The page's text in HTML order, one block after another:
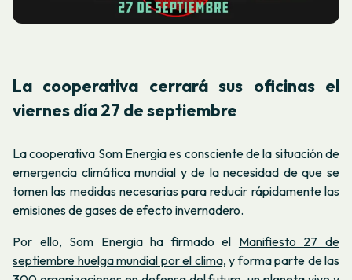
La cooperativa cerrará sus oficinas el
viernes día 27 de septiembre
La cooperativa Som Energia es consciente de la situación de
emergencia climática mundial y de la necesidad de que se
tomen las medidas necesarias para reducir rápidamente las
emisiones de gases de efecto invernadero.
Por ello, Som Energia ha firmado el Manifiesto 27 de
septiembre huelga mundial por el clima, y forma parte de las